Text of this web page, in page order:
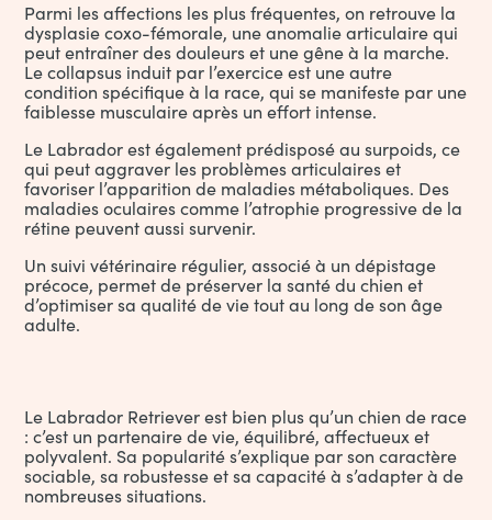
Parmi les affections les plus fréquentes, on retrouve la
dysplasie coxo-fémorale, une anomalie articulaire qui
peut entraîner des douleurs et une gêne à la marche.
Le collapsus induit par l’exercice est une autre
condition spécifique à la race, qui se manifeste par une
faiblesse musculaire après un effort intense.
Le Labrador est également prédisposé au surpoids, ce
qui peut aggraver les problèmes articulaires et
favoriser l’apparition de maladies métaboliques. Des
maladies oculaires comme l’atrophie progressive de la
rétine peuvent aussi survenir.
Un suivi vétérinaire régulier, associé à un dépistage
précoce, permet de préserver la santé du chien et
d’optimiser sa qualité de vie tout au long de son âge
adulte.
Le Labrador Retriever est bien plus qu’un chien de race
: c’est un partenaire de vie, équilibré, affectueux et
polyvalent. Sa popularité s’explique par son caractère
sociable, sa robustesse et sa capacité à s’adapter à de
nombreuses situations.